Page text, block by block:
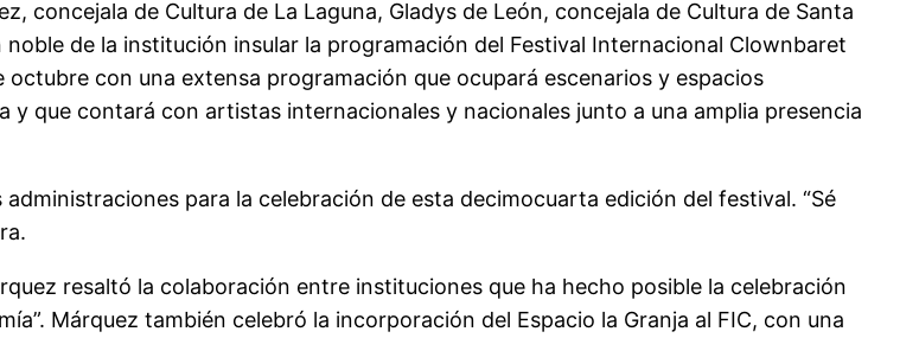
concejala de Cultura de La Laguna, Gladys de León, concejala de Cultura de Santa
de la institución insular la programación del Festival Internacional Clownbaret
con una extensa programación que ocupará escenarios y espacios
y que contará con artistas internacionales y nacionales junto a una amplia presencia
para la celebración de esta decimocuarta edición del festival. “Sé
resaltó la colaboración entre instituciones que ha hecho posible la celebración
Márquez también celebró la incorporación del Espacio la Granja al FIC, con una